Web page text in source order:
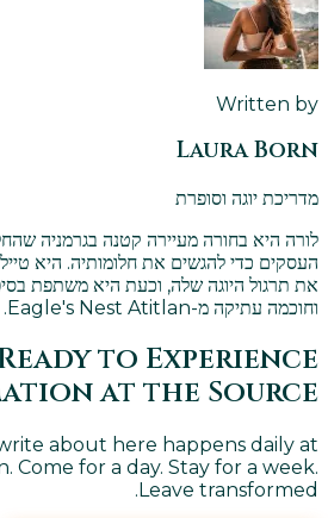
Written by
Laura Born
מדריכת יוגה וסופרת
לורה היא בחורה מעיירה קטנה בגרמניה
העסקים כדי להגשים את חלומותיה. היא
את תרגול היוגה שלה, וכעת היא משתפת
וחוכמה עתיקה מ-Eagle's Nest Atitlan.
to Experience
at the Source?
about here happens daily at
Come for a day. Stay for a week.
Leave transformed.